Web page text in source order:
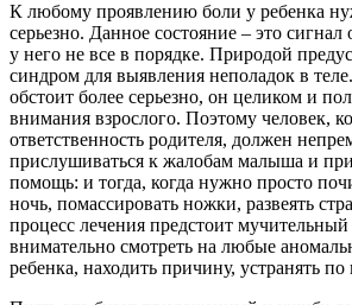
К любому проявлению боли у ребенка
серьезно. Данное состояние – это
у него не все в порядке. Природой
синдром для выявления неполадок в
обстоит более серьезно, он целиком и
внимания взрослого. Поэтому человек,
ответственность родителя, должен
прислушиваться к жалобам малыша и
помощь: и тогда, когда нужно просто
ночь, помассировать ножки, развеять
процесс лечения предстоит
внимательно смотреть на любые
ребенка, находить причину, устранять